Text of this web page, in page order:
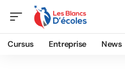
Cursus Entreprise News